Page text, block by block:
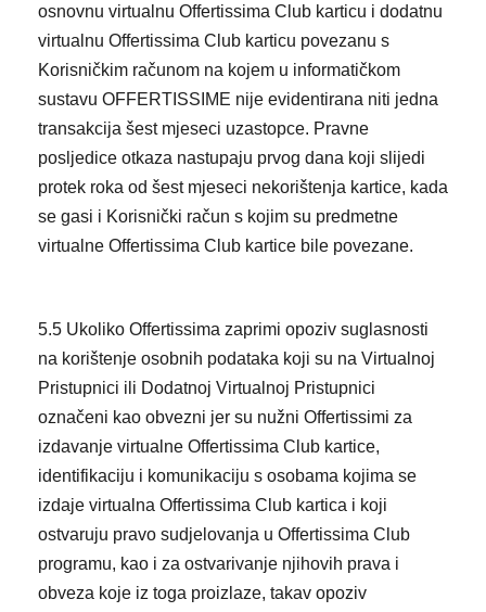
osnovnu virtualnu Offertissima Club karticu i dodatnu
virtualnu Offertissima Club karticu povezanu s
Korisničkim računom na kojem u informatičkom
sustavu OFFERTISSIME nije evidentirana niti jedna
transakcija šest mjeseci uzastopce. Pravne
posljedice otkaza nastupaju prvog dana koji slijedi
protek roka od šest mjeseci nekorištenja kartice, kada
se gasi i Korisnički račun s kojim su predmetne
virtualne Offertissima Club kartice bile povezane.
5.5 Ukoliko Offertissima zaprimi opoziv suglasnosti
na korištenje osobnih podataka koji su na Virtualnoj
Pristupnici ili Dodatnoj Virtualnoj Pristupnici
označeni kao obvezni jer su nužni Offertissimi za
izdavanje virtualne Offertissima Club kartice,
identifikaciju i komunikaciju s osobama kojima se
izdaje virtualna Offertissima Club kartica i koji
ostvaruju pravo sudjelovanja u Offertissima Club
programu, kao i za ostvarivanje njihovih prava i
obveza koje iz toga proizlaze, takav opoziv